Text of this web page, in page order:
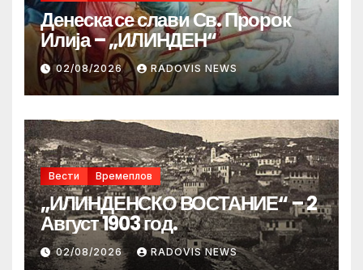
Денеска се слави Св. Пророк
Илија – „ИЛИНДЕН“
02/08/2026 RADOVIS NEWS
Вести Времеплов
„ИЛИНДЕНСКО ВОСТАНИЕ“ – 2
Август 1903 год.
02/08/2026 RADOVIS NEWS